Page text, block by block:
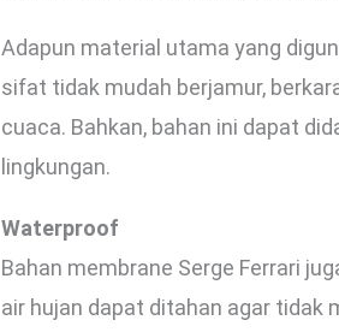
Adapun material utama yang
sifat tidak mudah berjamur,
cuaca. Bahkan, bahan ini dapat
lingkungan.
Waterproof
Bahan membrane Serge Ferrari
air hujan dapat ditahan agar tidak